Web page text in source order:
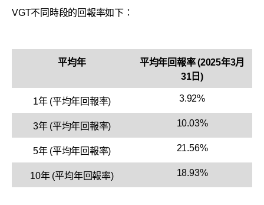
VGT不同時段的回報率如下：
平均年
平均年回報率 (2025年3月
31日)
1年 (平均年回報率) 3.92%
3年 (平均年回報率) 10.03%
5年 (平均年回報率) 21.56%
10年 (平均年回報率) 18.93%